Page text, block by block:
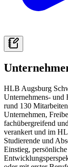
HLB Augsburg
Unternehmens- und
rund 130
Unternehmen,
fachübergreifend
verankert und im
Studierende und
Einstieg,